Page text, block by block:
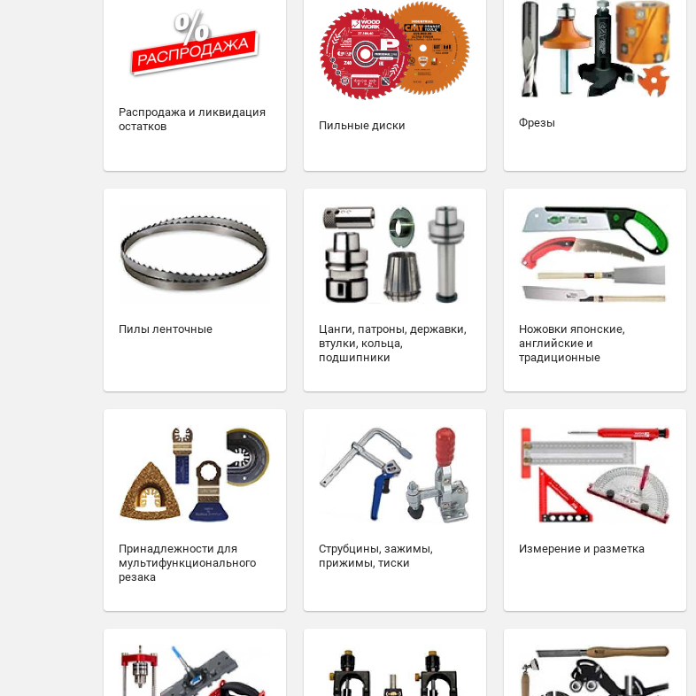
Распродажа и ликвидация
остатков
Пильные диски Фрезы
Пилы ленточные
Цанги, патроны, державки,
втулки, кольца,
подшипники
Ножовки японские,
английские и
традиционные
Принадлежности для
мультифункционального
резака
Струбцины, зажимы,
прижимы, тиски
Измерение и разметка